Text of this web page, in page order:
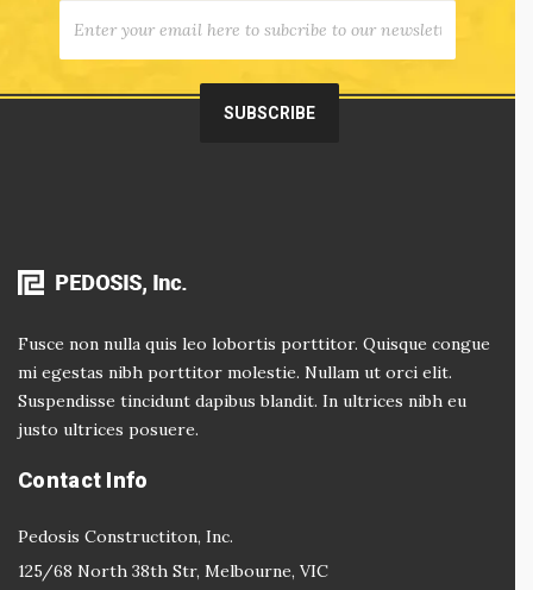
Fusce non nulla quis leo lobortis porttitor. Quisque congue
mi egestas nibh porttitor molestie. Nullam ut orci elit.
Suspendisse tincidunt dapibus blandit. In ultrices nibh eu
justo ultrices posuere.
Contact Info
Pedosis Constructiton, Inc.
125/68 North 38th Str, Melbourne, VIC